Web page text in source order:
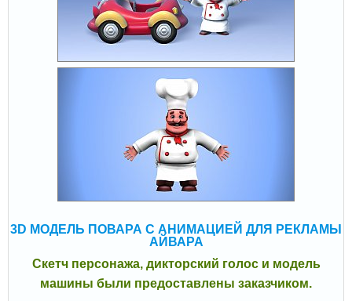
3D МОДЕЛЬ ПОВАРА С АНИМАЦИЕЙ ДЛЯ РЕКЛАМЫ
АЙВАРА
Скетч персонажа, дикторский голос и модель
машины были предоставлены заказчиком.